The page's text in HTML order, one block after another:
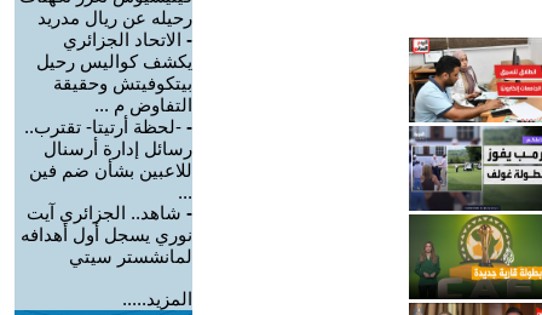
رحيله عن ريال مدريد
- الاتحاد الجزائري
يكشف كواليس رحيل
بيتكوفيتش وحقيقة
التفاوض م ...
- -لحظة أرتيتا- تقترب..
رسائل إدارة أرسنال
للاعبين بشأن ضم فين
...
- شاهد.. الجزائري آيت
نوري يسجل أول أهدافه
لمانشستر سيتي
المزيد.....